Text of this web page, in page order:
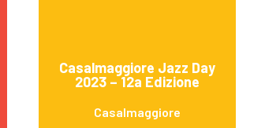
Casalmaggiore Jazz Day
2023 – 12a Edizione
Casalmaggiore